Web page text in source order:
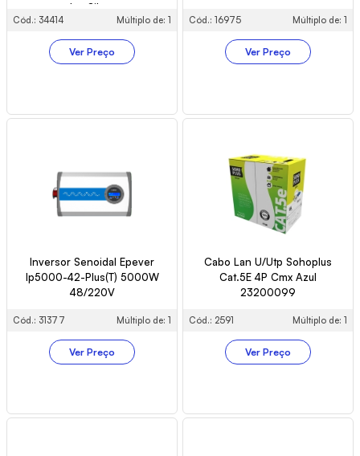
Ice Silver
Cód.: 34414 Múltiplo de: 1
Ver Preço
Cód.: 16975 Múltiplo de: 1
Ver Preço
Inversor Senoidal Epever
Ip5000-42-Plus(T) 5000W
48/220V
Cód.: 31377 Múltiplo de: 1
Ver Preço
Cabo Lan U/Utp Sohoplus
Cat.5E 4P Cmx Azul
23200099
Cód.: 2591 Múltiplo de: 1
Ver Preço